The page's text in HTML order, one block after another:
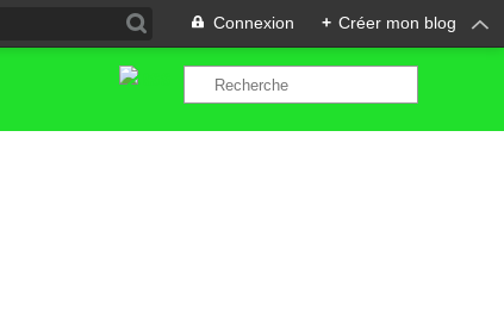
Connexion + Créer mon blog